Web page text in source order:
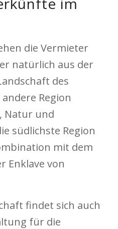
die Vermieter
natürlich aus der
des
Region
Natur und
südlichste Region
mit dem
Enklave von
findet sich auch
für die